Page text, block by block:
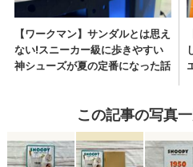
この記事の写真